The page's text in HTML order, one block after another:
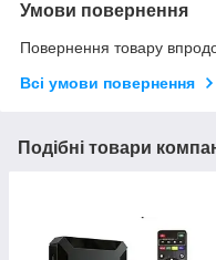
Умови повернення
Повернення товару
Всі умови повернення
Подібні товари